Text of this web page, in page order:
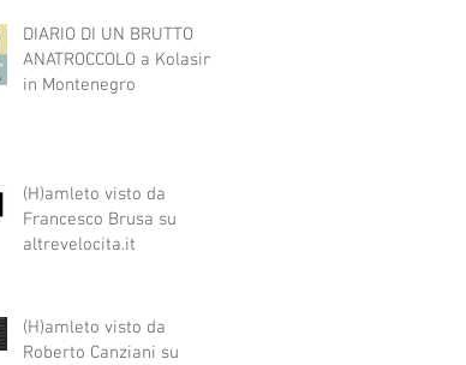
DIARIO DI UN BRUTTO
ANATROCCOLO a Kolasin
in Montenegro
(H)amleto visto da
Francesco Brusa su
altrevelocita.it
(H)amleto visto da
Roberto Canziani su